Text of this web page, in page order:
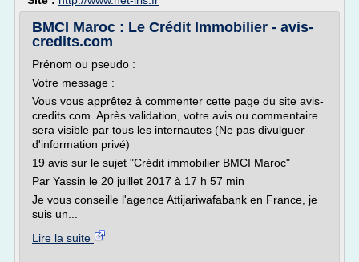
BMCI Maroc : Le Crédit Immobilier - avis-
credits.com
Prénom ou pseudo :
Votre message :
Vous vous apprêtez à commenter cette page du site avis-
credits.com. Après validation, votre avis ou commentaire
sera visible par tous les internautes (Ne pas divulguer
d'information privé)
19 avis sur le sujet "Crédit immobilier BMCI Maroc"
Par Yassin le 20 juillet 2017 à 17 h 57 min
Je vous conseille l'agence Attijariwafabank en France, je
suis un...
Lire la suite